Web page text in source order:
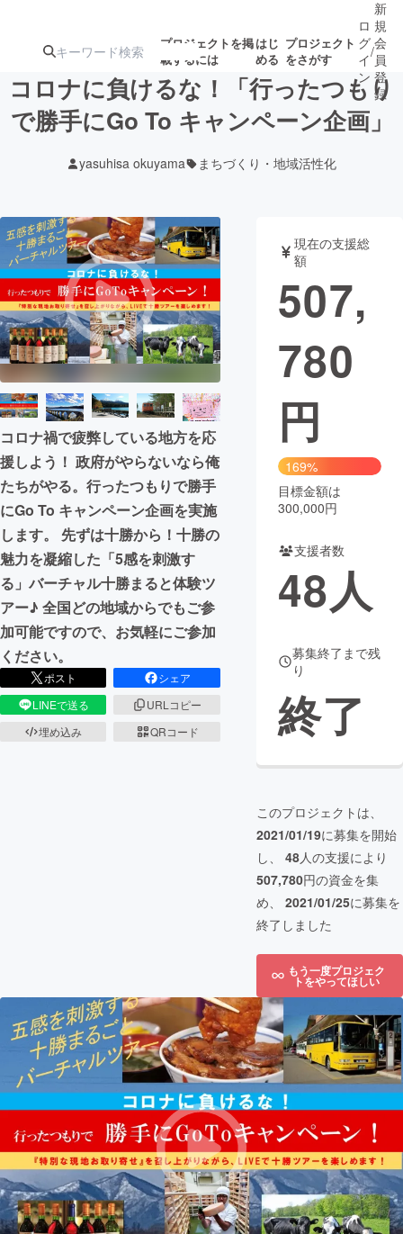
プロジェクトを掲
載するには
はじ
める
プロジェクト
をさがす
ターン
ジェクト
募集終了が近いプ
ロジェクト
されます
アート・写真 音楽
テクノロジー・ガジェット ゲーム・サ
映像・映画
ビジネス・起業
まちづくり・地域活性化
CAMPFIRE for Social Good
CAMPFIRE Creation
CAMPFIREふるさと納税machi-ya コミュニティ
ロ
グ
イ
ン
/
新
規
会
員
登
録
コロナに負けるな！「行ったつもり
で勝手にGo To キャンペーン企画」
yasuhisa okuyama まちづくり・地域活性化
コロナ禍で疲弊している地方を応
援しよう！ 政府がやらないなら俺
たちがやる。行ったつもりで勝手
にGo To キャンペーン企画を実施
します。 先ずは十勝から！十勝の
魅力を凝縮した「5感を刺激す
る」バーチャル十勝まると体験ツ
アー♪ 全国どの地域からでもご参
加可能ですので、お気軽にご参加
ください。
ポスト
シェア
LINEで送る
URLコピー
埋め込み
QRコード
現在の支援総
額
507,
780
円
169%
目標金額は
300,000円
支援者数
48人
募集終了まで残
り
終了
このプロジェクトは、
2021/01/19に募集を開始
し、 48人の支援により
507,780円の資金を集
め、 2021/01/25に募集を
終了しました
もう一度プロジェク
トをやってほしい